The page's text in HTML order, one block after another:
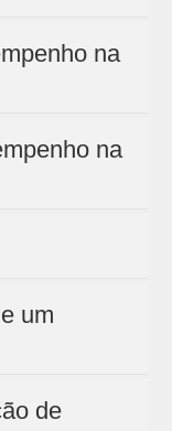
na
na
um
de